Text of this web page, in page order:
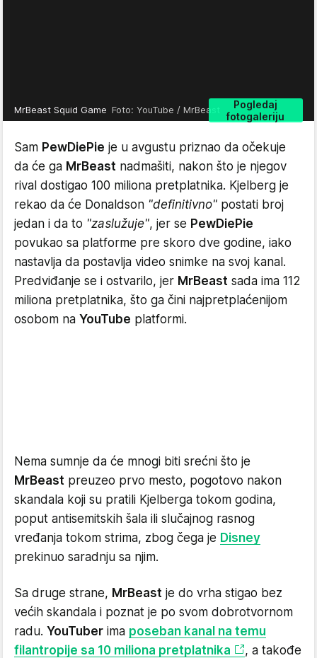
Pogledaj
fotogaleriju
MrBeast Squid Game Foto: YouTube / MrBeast
Sam PewDiePie je u avgustu priznao da očekuje
da će ga MrBeast nadmašiti, nakon što je njegov
rival dostigao 100 miliona pretplatnika. Kjelberg je
rekao da će Donaldson "definitivno" postati broj
jedan i da to "zaslužuje", jer se PewDiePie
povukao sa platforme pre skoro dve godine, iako
nastavlja da postavlja video snimke na svoj kanal.
Predviđanje se i ostvarilo, jer MrBeast sada ima 112
miliona pretplatnika, što ga čini najpretplaćenijom
osobom na YouTube platformi.
Nema sumnje da će mnogi biti srećni što je
MrBeast preuzeo prvo mesto, pogotovo nakon
skandala koji su pratili Kjelberga tokom godina,
poput antisemitskih šala ili slučajnog rasnog
vređanja tokom strima, zbog čega je Disney
prekinuo saradnju sa njim.
Sa druge strane, MrBeast je do vrha stigao bez
većih skandala i poznat je po svom dobrotvornom
radu. YouTuber ima poseban kanal na temu
filantropije sa 10 miliona pretplatnika
, a takođe